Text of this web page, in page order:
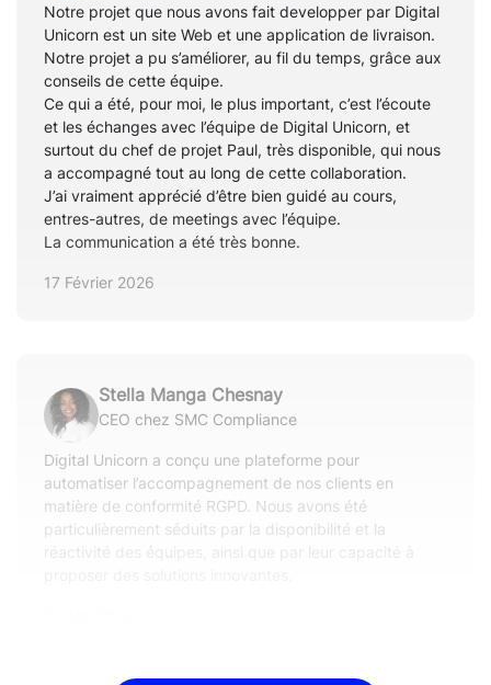
Notre projet que nous avons fait developper par Digital
Unicorn est un site Web et une application de livraison.
Notre projet a pu s’améliorer, au fil du temps, grâce aux
conseils de cette équipe.
Ce qui a été, pour moi, le plus important, c’est l’écoute
et les échanges avec l’équipe de Digital Unicorn, et
surtout du chef de projet Paul, très disponible, qui nous
a accompagné tout au long de cette collaboration.
J’ai vraiment apprécié d’être bien guidé au cours,
entres-autres, de meetings avec l’équipe.
La communication a été très bonne.
17 Février 2026
Stella Manga Chesnay
CEO chez SMC Compliance
Digital Unicorn a conçu une plateforme pour
automatiser l’accompagnement de nos clients en
matière de conformité RGPD. Nous avons été
particulièrement séduits par la disponibilité et la